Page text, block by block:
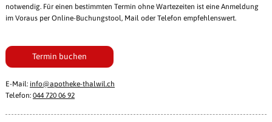
notwendig. Für einen bestimmten Termin ohne Wartezeiten ist eine Anmeldung
im Voraus per Online-Buchungstool, Mail oder Telefon empfehlenswert.
Termin buchen
E-Mail: info@apotheke-thalwil.ch
Telefon: 044 720 06 92